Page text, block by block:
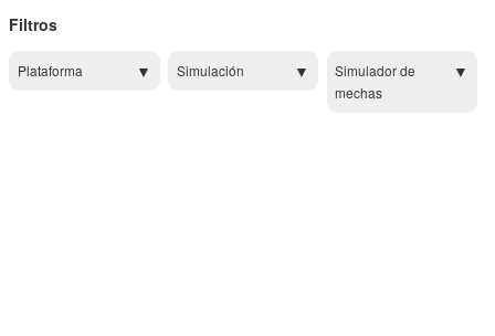
Filtros
Plataforma Simulación
Simulador de
mechas